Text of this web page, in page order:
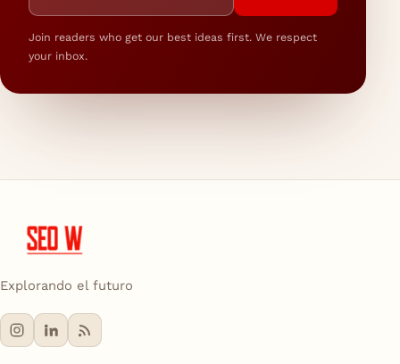
Join readers who get our best ideas first. We respect
your inbox.
Explorando el futuro